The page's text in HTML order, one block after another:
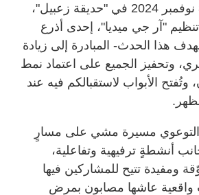
تُقام يوم السبت 30 نوفمبر 2024 في "حديقة زعبيل"،
من تنظيم "آر جي ميديا"، إحدى أذرع
هذا الحدث- المبادرة إلى زيادة
وتحفيز الجميع على اعتماد نمط
الأبواب لاستقبالكم فيه عند
مسيرة مشي على مسارٍ
جانب أنشطةٍ ترفيهية وتفاعلية،
ومفيدة تتيح للمشاركين فيها
واقعية عاشها مصابون بمرض